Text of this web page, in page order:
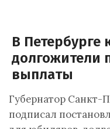
В
долгожители
выплаты
Губернатор Санкт-
подписал